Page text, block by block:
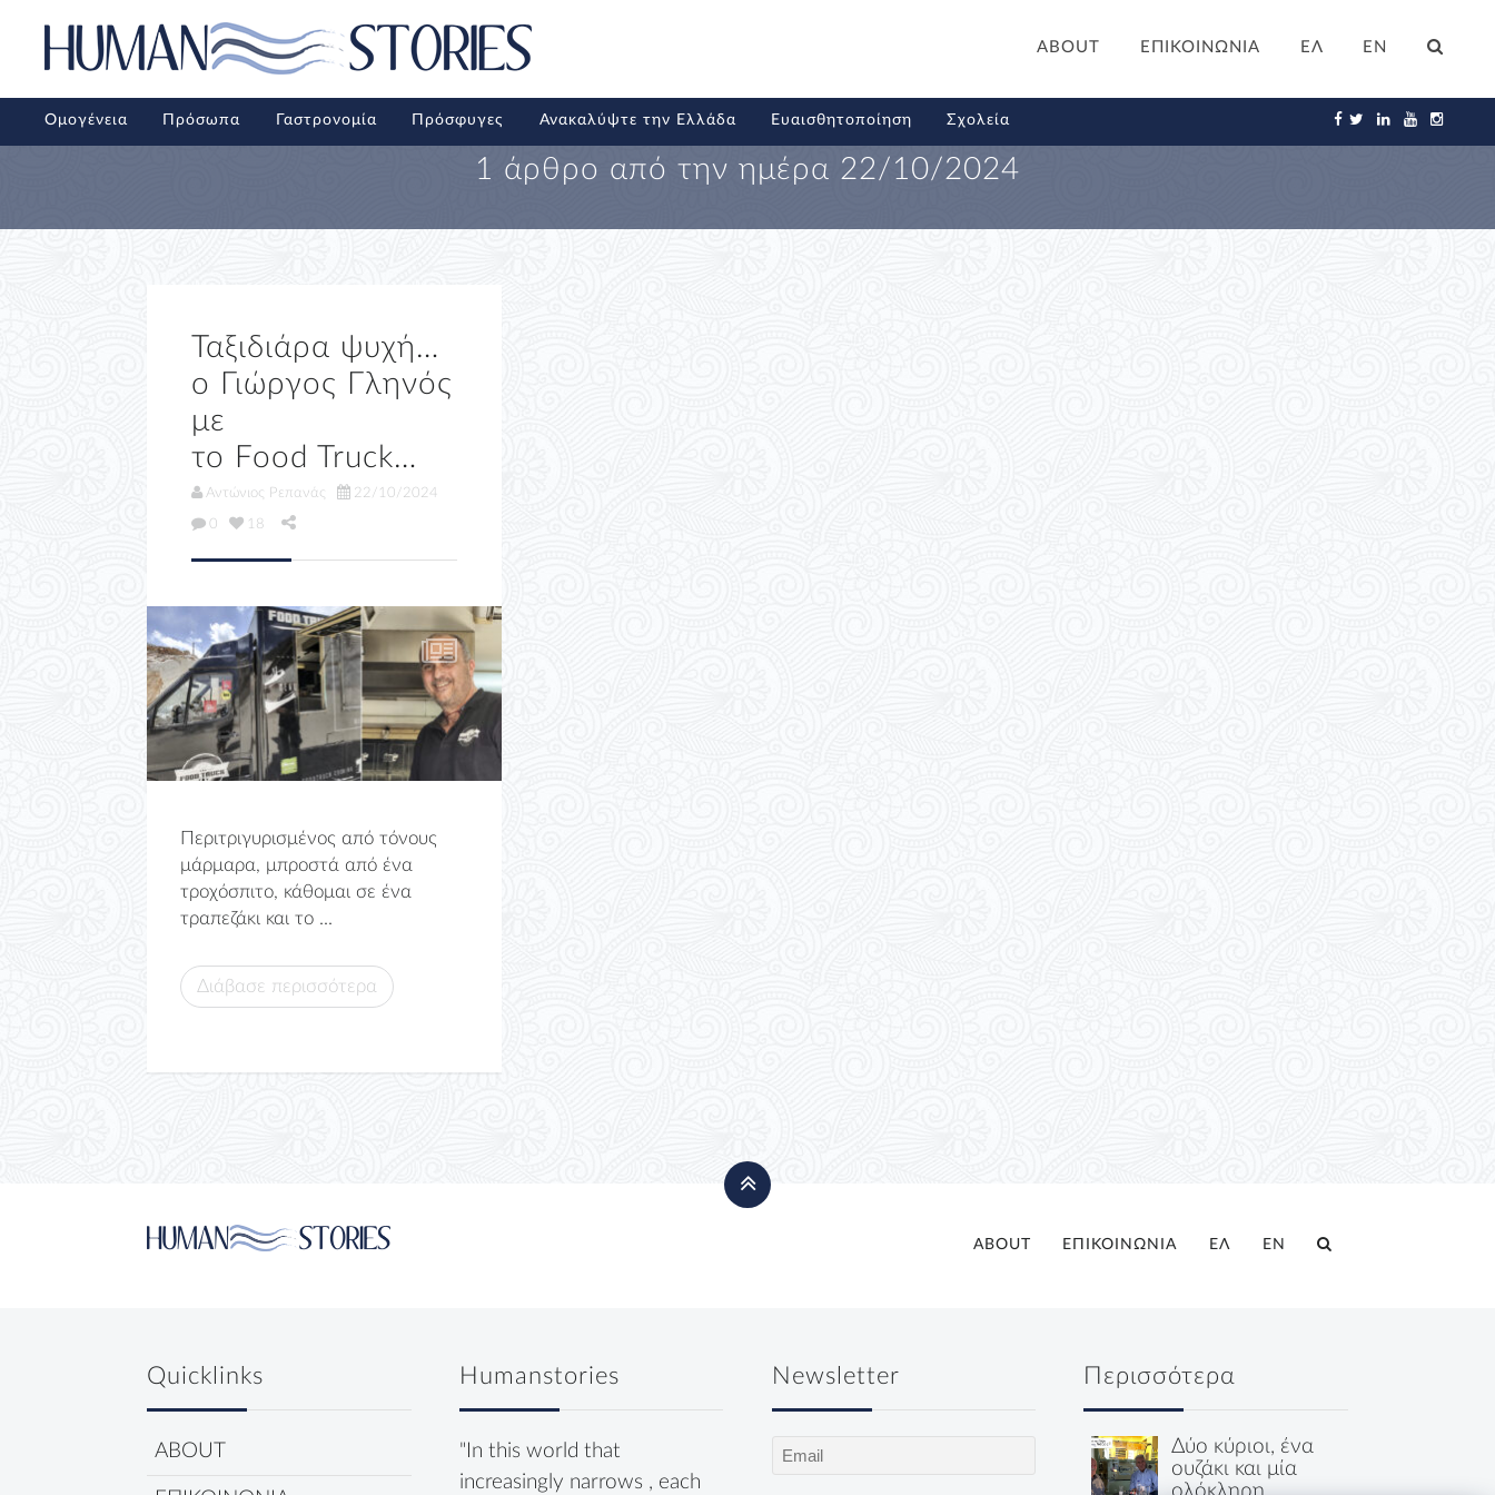
ABOUT ΕΠΙΚΟΙΝΩΝΙΑ ΕΛ EN
Ομογένεια Πρόσωπα Γαστρονομία Πρόσφυγες Ανακαλύψτε την Ελλάδα Ευαισθητοποίηση Σχολεία
1 άρθρο από την ημέρα 22/10/2024
Ταξιδιάρα ψυχή…
ο Γιώργος Γληνός
με
το Food Truck…
Αντώνιος Ρεπανάς
22/10/2024
0
18
Περιτριγυρισμένος από τόνους
μάρμαρα, μπροστά από ένα
τροχόσπιτο, κάθομαι σε ένα
τραπεζάκι και το ...
Διάβασε περισσότερα
ABOUT ΕΠΙΚΟΙΝΩΝΙΑ ΕΛ EN
Quicklinks
ABOUT
Humanstories
"In this world that
increasingly narrows , each
Newsletter
Email
Περισσότερα
Δύο κύριοι, ένα
ουζάκι και μία